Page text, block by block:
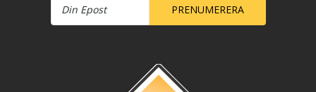
PRENUMERERA